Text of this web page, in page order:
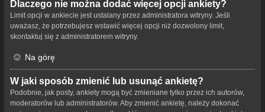
Dlaczego nie można dodać więcej opcji ankiety?
Limit opcji w ankiecie jest ustalany przez administratora witryny. Jeśli
uważasz, że potrzebujesz wstawić więcej opcji niż dozwolony limit,
skontaktuj się z administratorem witryny.
Na górę
W jaki sposób zmienić lub usunąć ankietę?
Podobnie, jak posty, ankiety mogą być zmieniane tylko przez ich autorów,
moderatorów lub administratorów. Aby zmienić ankietę, należy dokonać